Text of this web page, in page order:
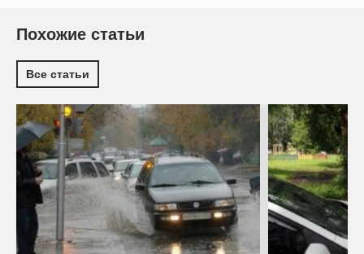
Похожие статьи
Все статьи